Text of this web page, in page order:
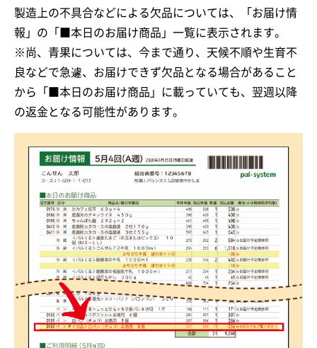
製造上の不具合などによる欠品については、「お届け情
報」の「■本日のお届け商品」一覧に表示されます。
※尚、青果については、今まで通り、天候不順や生育不
良などで急遽、お届けできず欠品となる場合があること
から「■本日のお届け商品」に載っていても、翌週以降
の返金となる可能性があります。